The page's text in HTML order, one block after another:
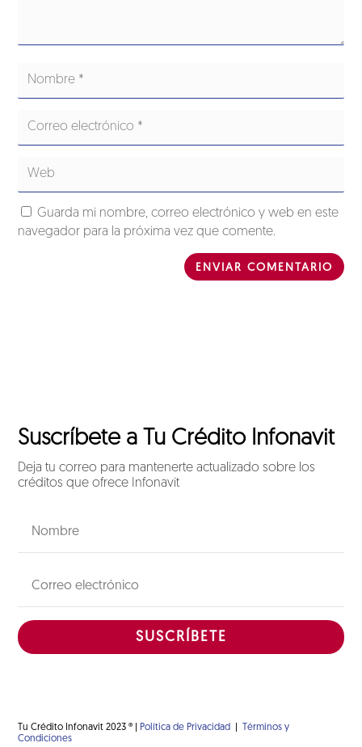
Guarda mi nombre, correo electrónico y web en este
navegador para la próxima vez que comente.
ENVIAR COMENTARIO
Suscríbete a Tu Crédito Infonavit
Deja tu correo para mantenerte actualizado sobre los
créditos que ofrece Infonavit
SUSCRÍBETE
Tu Crédito Infonavit 2023 ® | Política de Privacidad
Términos y
Condiciones